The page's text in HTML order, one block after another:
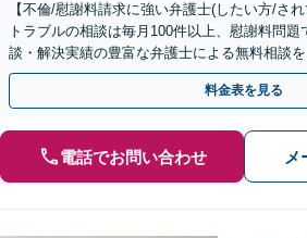
【不倫/慰謝料請求に強い弁護士(したい方/さ
トラブルの相談は毎月100件以上、慰謝料問題
談・解決実績の豊富な弁護士による無料相談
倫相談は初回0円】【全国対応】
料金表を見る
電話でお問い合わせ メ